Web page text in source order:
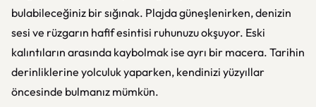
bulabileceğiniz bir sığınak. Plajda güneşlenirken, denizin
sesi ve rüzgarın hafif esintisi ruhunuzu okşuyor. Eski
kalıntıların arasında kaybolmak ise ayrı bir macera. Tarihin
derinliklerine yolculuk yaparken, kendinizi yüzyıllar
öncesinde bulmanız mümkün.